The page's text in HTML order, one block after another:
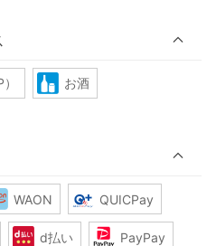
お酒
WAON QUICPay
d払い PayPay